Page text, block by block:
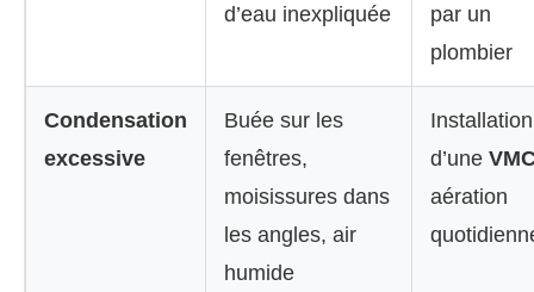
d’eau inexpliquée
par un
plombier
Condensation
excessive
Buée sur les
fenêtres,
moisissures dans
les angles, air
humide
Installation
d’une
aération